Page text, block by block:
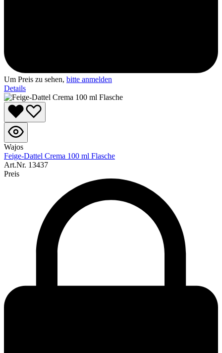
Um Preis zu sehen, bitte anmelden
Details
Wajos
Feige-Dattel Crema 100 ml Flasche
Art.Nr. 13437
Preis